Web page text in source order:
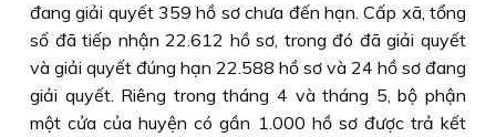
đang giải quyết 359 hồ sơ chưa đến hạn. Cấp xã, tổng
số đã tiếp nhận 22.612 hồ sơ, trong đó đã giải quyết
và giải quyết đúng hạn 22.588 hồ sơ và 24 hồ sơ đang
giải quyết. Riêng trong tháng 4 và tháng 5, bộ phận
một cửa của huyện có gần 1.000 hồ sơ được trả kết